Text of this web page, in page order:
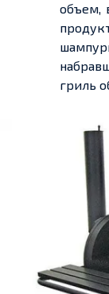
объем,
на
гриль